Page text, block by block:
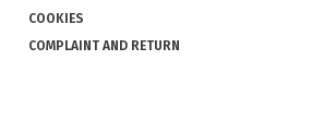
COOKIES
COMPLAINT AND RETURN